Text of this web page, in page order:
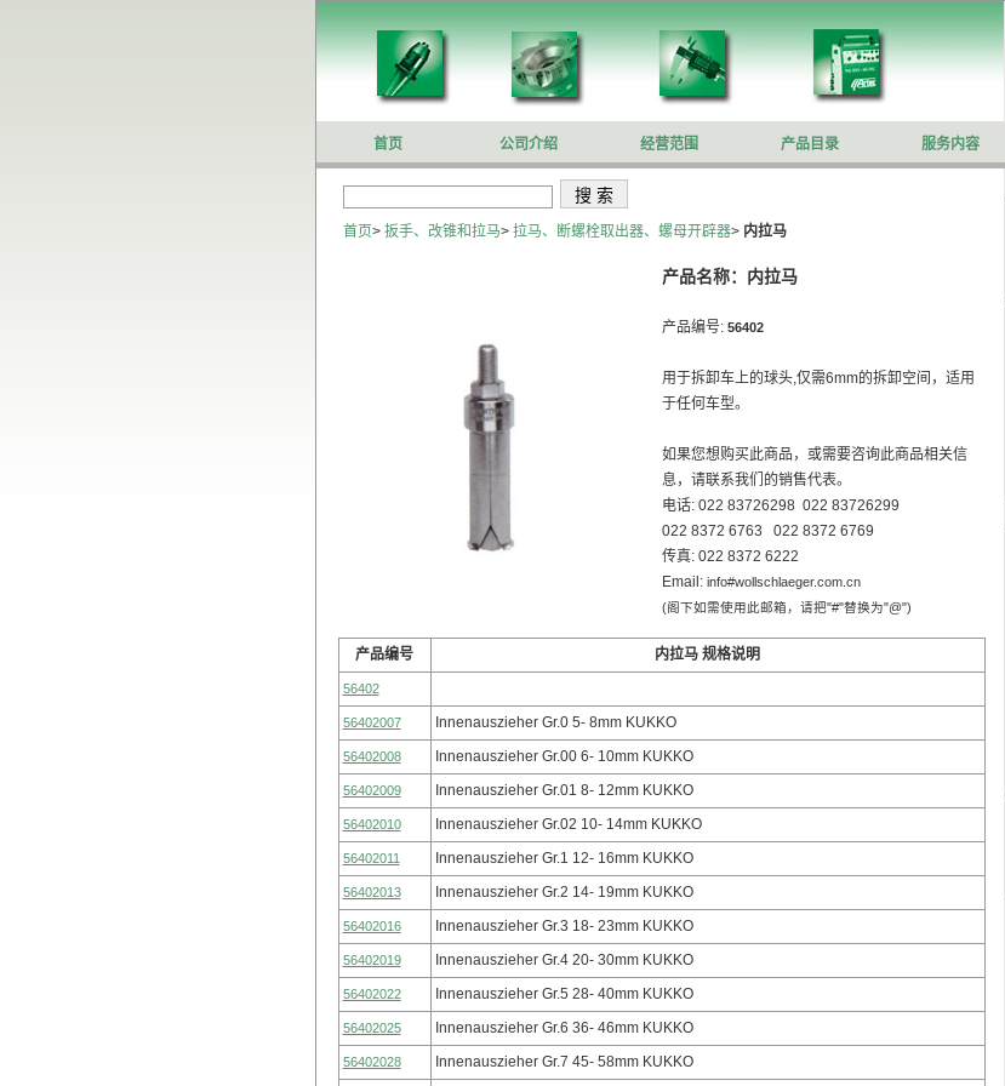
你好,欢迎来到沃施莱格网站.
首页 公司介绍 经营范围 产品目录 服务内容
首页> 扳手、改锥和拉马> 拉马、断螺栓取出器、螺母开辟器> 内拉马
产品名称：内拉马
产品编号: 56402
用于拆卸车上的球头,仅需6mm的拆卸空间，适用
于任何车型。
如果您想购买此商品，或需要咨询此商品相关信
息，请联系我们的销售代表。
电话: 022 83726298 022 83726299
022 8372 6763 022 8372 6769
传真: 022 8372 6222
Email: info#wollschlaeger.com.cn
(阁下如需使用此邮箱，请把"#"替换为"@")
产品编号 内拉马 规格说明
56402
56402007 Innenauszieher Gr.0 5- 8mm KUKKO
56402008 Innenauszieher Gr.00 6- 10mm KUKKO
56402009 Innenauszieher Gr.01 8- 12mm KUKKO
56402010 Innenauszieher Gr.02 10- 14mm KUKKO
56402011 Innenauszieher Gr.1 12- 16mm KUKKO
56402013 Innenauszieher Gr.2 14- 19mm KUKKO
56402016 Innenauszieher Gr.3 18- 23mm KUKKO
56402019 Innenauszieher Gr.4 20- 30mm KUKKO
56402022 Innenauszieher Gr.5 28- 40mm KUKKO
56402025 Innenauszieher Gr.6 36- 46mm KUKKO
56402028 Innenauszieher Gr.7 45- 58mm KUKKO